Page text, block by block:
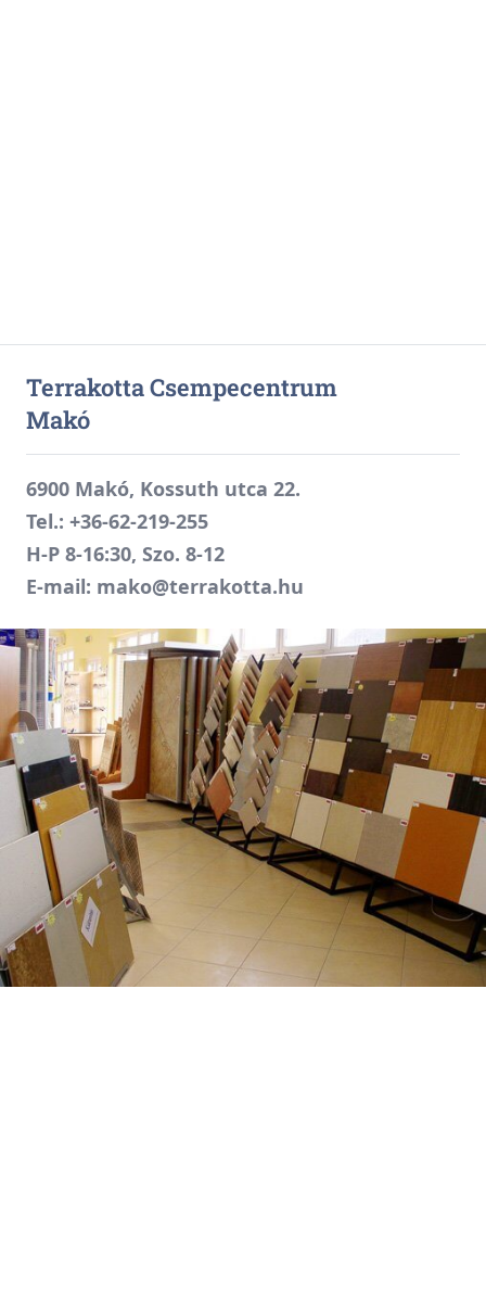
Terrakotta Csempecentrum
Makó
6900 Makó, Kossuth utca 22.
Tel.: +36-62-219-255
H-P 8-16:30, Szo. 8-12
E-mail: mako@terrakotta.hu